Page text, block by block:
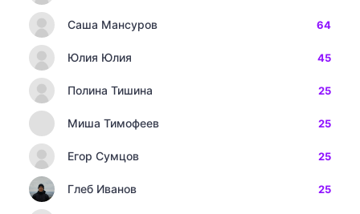
Саша Мансуров 64
Юлия Юлия 45
Полина Тишина 25
Миша Тимофеев 25
Егор Сумцов 25
Глеб Иванов 25